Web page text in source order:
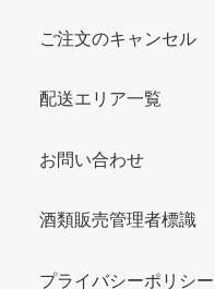
ご注文のキャンセル
配送エリア一覧
お問い合わせ
酒類販売管理者標識
プライバシーポリシー